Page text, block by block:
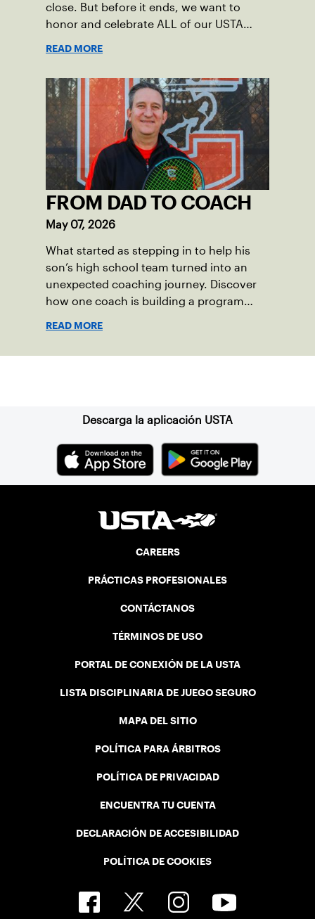
close. But before it ends, we want to
honor and celebrate ALL of our USTA
community among adult players, but they
also ensure tennis in our region remains
vibrant and strong.
READ MORE
FROM DAD TO COACH
May 07, 2026
What started as stepping in to help his
son’s high school team turned into an
unexpected coaching journey. Discover
how one coach is building a program
READ MORE
Descarga la aplicación USTA
CAREERS
PRÁCTICAS PROFESIONALES
CONTÁCTANOS
TÉRMINOS DE USO
PORTAL DE CONEXIÓN DE LA USTA
LISTA DISCIPLINARIA DE JUEGO SEGURO
MAPA DEL SITIO
POLÍTICA PARA ÁRBITROS
POLÍTICA DE PRIVACIDAD
ENCUENTRA TU CUENTA
DECLARACIÓN DE ACCESIBILIDAD
POLÍTICA DE COOKIES